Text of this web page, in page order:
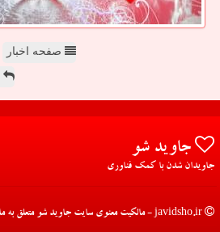
صفحه اخبار
جاوید شو
جاویدان شدن با کمک فناوری